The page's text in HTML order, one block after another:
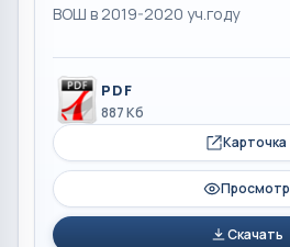
ВОШ в 2019-2020 уч.году
PDF
887 Кб
Карточка
Просмотр
Скачать